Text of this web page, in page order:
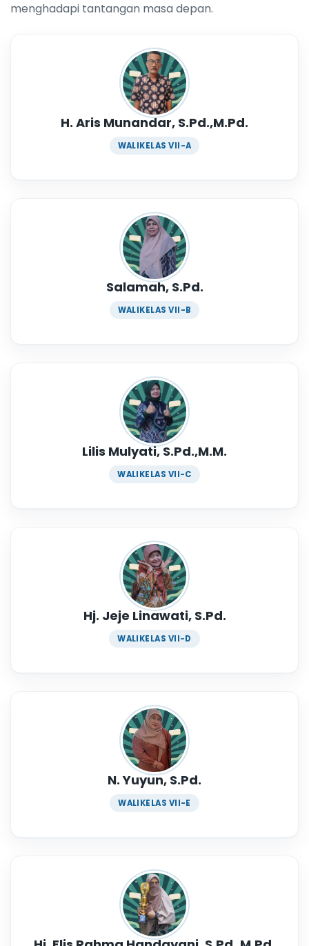
menghadapi tantangan masa depan.
H. Aris Munandar, S.Pd.,M.Pd.
WALIKELAS VII-A
Salamah, S.Pd.
WALIKELAS VII-B
Lilis Mulyati, S.Pd.,M.M.
WALIKELAS VII-C
Hj. Jeje Linawati, S.Pd.
WALIKELAS VII-D
N. Yuyun, S.Pd.
WALIKELAS VII-E